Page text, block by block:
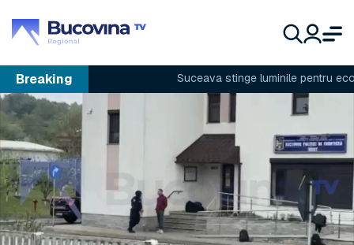
Breaking Suceava stinge luminile pentru